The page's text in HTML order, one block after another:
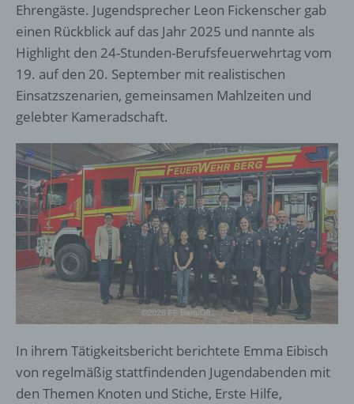
Ehrengäste. Jugendsprecher Leon Fickenscher gab
einen Rückblick auf das Jahr 2025 und nannte als
Highlight den 24-Stunden-Berufsfeuerwehrtag vom
19. auf den 20. September mit realistischen
Einsatzszenarien, gemeinsamen Mahlzeiten und
gelebter Kameradschaft.
In ihrem Tätigkeitsbericht berichtete Emma Eibisch
von regelmäßig stattfindenden Jugendabenden mit
den Themen Knoten und Stiche, Erste Hilfe,